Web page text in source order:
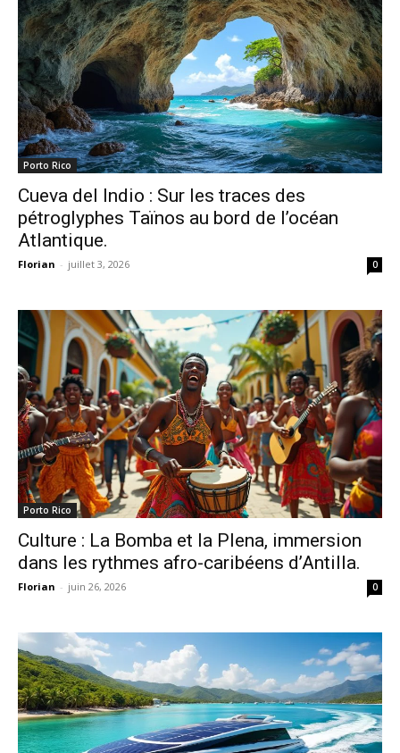
Porto Rico
Cueva del Indio : Sur les traces des
pétroglyphes Taïnos au bord de l’océan
Atlantique.
Florian - juillet 3, 2026 0
Porto Rico
Culture : La Bomba et la Plena, immersion
dans les rythmes afro-caribéens d’Antilla.
Florian - juin 26, 2026 0